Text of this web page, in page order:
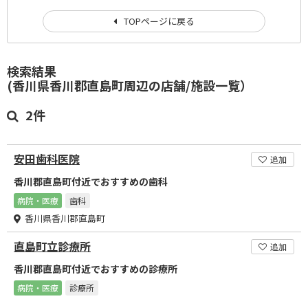
検索結果
(香川県香川郡直島町周辺の店舗/施設一覧）
2件
安田歯科医院 追加
香川郡直島町付近でおすすめの歯科
病院・医療 歯科
香川県香川郡直島町
直島町立診療所 追加
香川郡直島町付近でおすすめの診療所
病院・医療 診療所
TOPページに戻る